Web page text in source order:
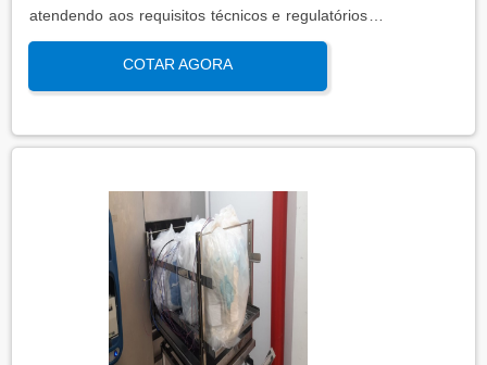
atendendo aos requisitos técnicos e regulatórios. A
qualificação de operação é focada em verificar se o
sistema ou equipamento funciona dentro dos
parâmetros esperados em condições reais de
qualidade, produtividade e segurança no ambiente
COTAR AGORA